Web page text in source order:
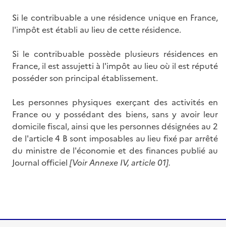
Si le contribuable a une résidence unique en France,
l'impôt est établi au lieu de cette résidence.
Si le contribuable possède plusieurs résidences en
France, il est assujetti à l'impôt au lieu où il est réputé
posséder son principal établissement.
Les personnes physiques exerçant des activités en
France ou y possédant des biens, sans y avoir leur
domicile fiscal, ainsi que les personnes désignées au 2
de l'article 4 B sont imposables au lieu fixé par arrêté
du ministre de l'économie et des finances publié au
Journal officiel [Voir Annexe IV, article 01].